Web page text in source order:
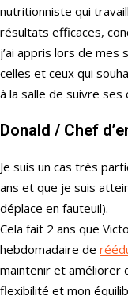
nutritionniste qui
résultats efficaces,
j’ai appris lors de mes
celles et ceux qui
à la salle de suivre ses
Donald / Chef
Je suis un cas très
ans et que je suis
déplace en fauteuil).
Cela fait 2 ans que
hebdomadaire de
maintenir et améliorer
flexibilité et mon